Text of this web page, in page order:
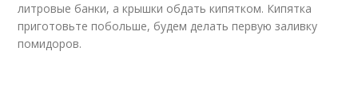
литровые банки, а крышки обдать кипятком. Кипятка
приготовьте побольше, будем делать первую заливку
помидоров.